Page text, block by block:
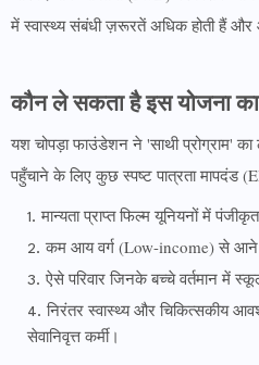
में स्वास्थ्य संबंधी ज़रूरतें अधिक होती हैं
कौन ले सकता है इस योजना का
यश चोपड़ा फाउंडेशन ने 'साथी प्रोग्राम'
पहुँचाने के लिए कुछ स्पष्ट पात्रता मापदंड
मान्यता प्राप्त फिल्म यूनियनों में
कम आय वर्ग (Low-income) से आने
ऐसे परिवार जिनके बच्चे वर्तमान में
निरंतर स्वास्थ्य और चिकित्सकीय
सेवानिवृत्त कर्मी।